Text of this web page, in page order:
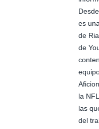
es
de
de
la
las
del